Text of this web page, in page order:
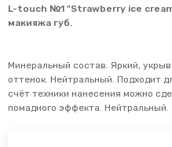
L-touch №1 "Strawberry ice
макияжа губ.
Минеральный состав. Яркий,
оттенок. Нейтральный. Подходит
счёт техники нанесения можно
помадного эффекта. Нейтральный.